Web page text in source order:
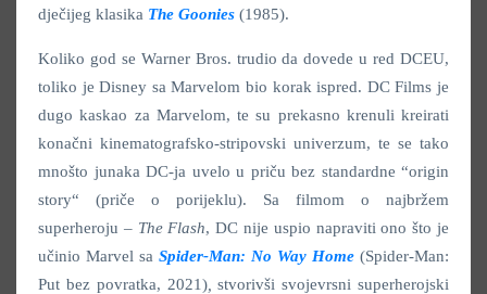
dječijeg klasika The Goonies (1985).
Koliko god se Warner Bros. trudio da dovede u red DCEU,
toliko je Disney sa Marvelom bio korak ispred. DC Films je
dugo kaskao za Marvelom, te su prekasno krenuli kreirati
konačni kinematografsko-stripovski univerzum, te se tako
mnošto junaka DC-ja uvelo u priču bez standardne “origin
story“ (priče o porijeklu). Sa filmom o najbržem
superheroju – The Flash, DC nije uspio napraviti ono što je
učinio Marvel sa Spider-Man: No Way Home (Spider-Man:
Put bez povratka, 2021),stvorivši svojevrsni superherojski